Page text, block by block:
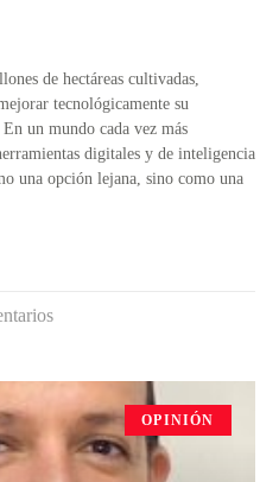
de hectáreas cultivadas,
tecnológicamente su
un mundo cada vez más
digitales y de inteligencia
una opción lejana, sino como una
OPINIÓN